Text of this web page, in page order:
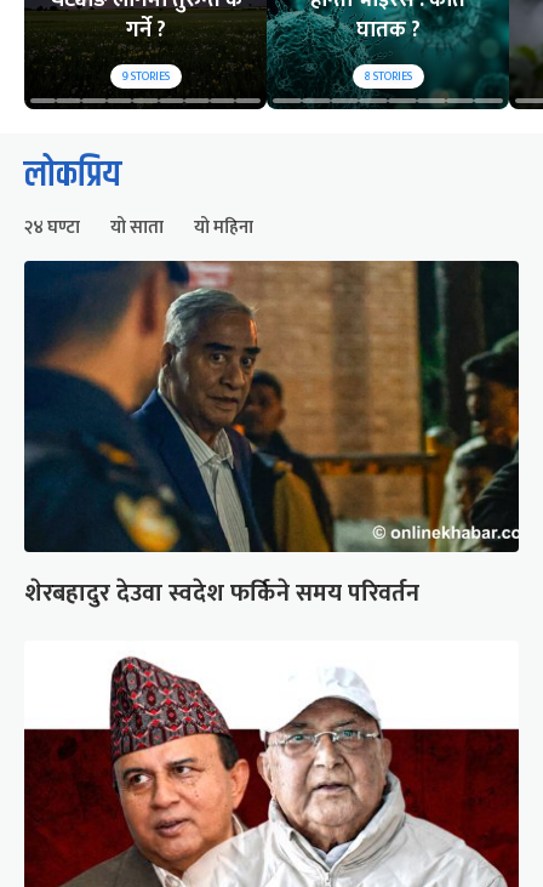
गर्ने ?
9STORIES
घातक ?
8STORIES
लोकप्रिय
२४ घण्टा यो साता यो महिना
शेरबहादुर देउवा स्वदेश फर्किने समय परिवर्तन